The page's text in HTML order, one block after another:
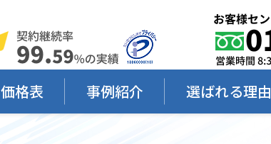
価格表 事例紹介 選ばれる理由